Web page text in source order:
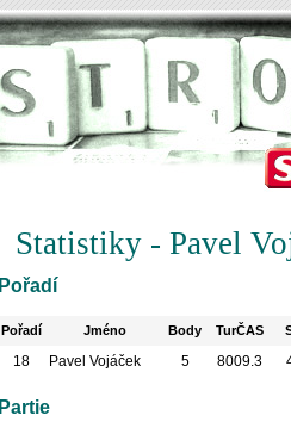
Statistiky - Pavel
Pořadí
Pořadí Jméno Body TurČAS
18 Pavel Vojáček 5 8009.3
Partie